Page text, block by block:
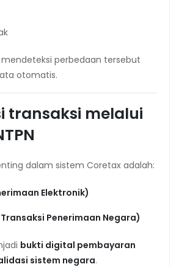
perbedaan tersebut
otomatis.
transaksi melalui
dalam sistem Coretax adalah:
Elektronik)
Transaksi Penerimaan Negara)
bukti digital pembayaran
sistem negara.